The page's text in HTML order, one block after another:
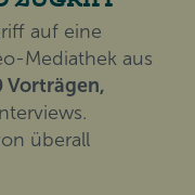
auf eine
Mediathek aus
Vorträgen,
überall